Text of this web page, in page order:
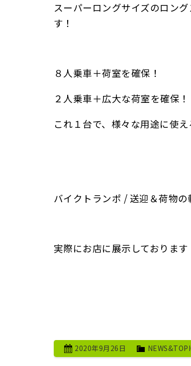
スーパーロングサイズのロン
す！
８人乗車＋荷室を確保！
２人乗車＋広大な荷室を確保！
これ１台で、様々な用途に使え
バイクトランポ / 送迎＆荷物
実際にお店に展示しておりま
2020年9月26日